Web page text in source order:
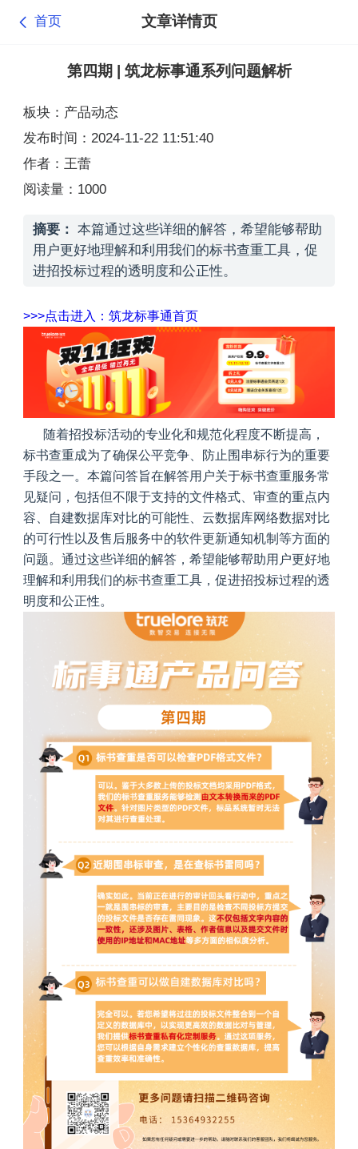
首页 文章详情页
第四期 | 筑龙标事通系列问题解析
板块：产品动态
发布时间：2024-11-22 11:51:40
作者：王蕾
阅读量：1000
摘要： 本篇通过这些详细的解答，希望能够帮助
用户更好地理解和利用我们的标书查重工具，促
进招投标过程的透明度和公正性。
>>>点击进入：筑龙标事通首页
随着招投标活动的专业化和规范化程度不断提高，
标书查重成为了确保公平竞争、防止围串标行为的重要
手段之一。本篇问答旨在解答用户关于标书查重服务常
见疑问，包括但不限于支持的文件格式、审查的重点内
容、自建数据库对比的可能性、云数据库网络数据对比
的可行性以及售后服务中的软件更新通知机制等方面的
问题。通过这些详细的解答，希望能够帮助用户更好地
理解和利用我们的标书查重工具，促进招投标过程的透
明度和公正性。